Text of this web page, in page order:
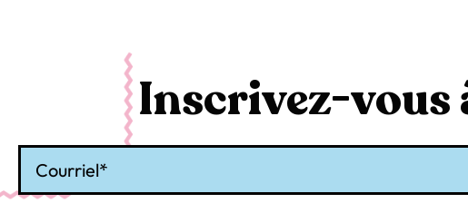
Inscrivez-